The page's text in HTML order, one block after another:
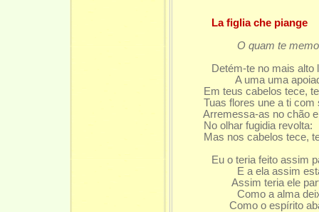
La figlia che piange
O quam te
Detém-te no mais
A uma uma
Em teus cabelos tece,
Tuas flores une a ti com
Arremessa-as no chão e
No olhar fugidia revolta:
Mas nos cabelos tece,
Eu o teria feito assim
E a ela assim
Assim teria ele
Como a alma
Como o espírito